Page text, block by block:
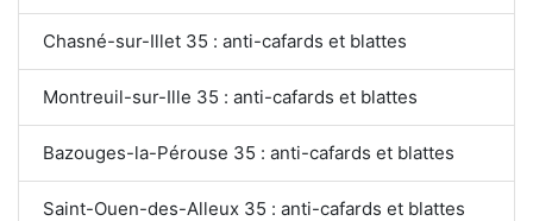
Chasné-sur-Illet 35 : anti-cafards et blattes
Montreuil-sur-Ille 35 : anti-cafards et blattes
Bazouges-la-Pérouse 35 : anti-cafards et blattes
Saint-Ouen-des-Alleux 35 : anti-cafards et blattes